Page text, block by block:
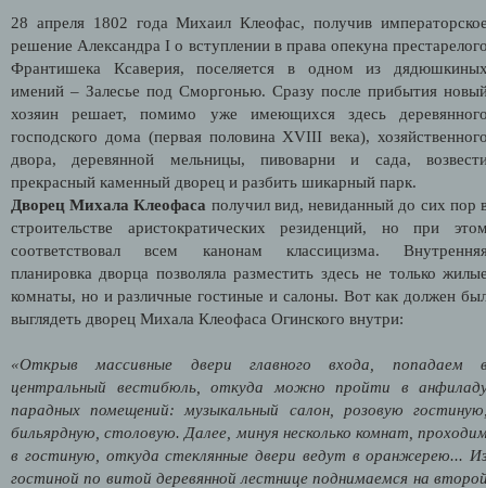
28 апреля 1802 года Михаил Клеофас, получив
решение Александра I о вступлении в права опекуна
Франтишека Ксаверия, поселяется в одном из
имений – Залесье под Сморгонью. Сразу после прибытия
хозяин решает, помимо уже имеющихся здесь
господского дома (первая половина ХVIII века),
двора, деревянной мельницы, пивоварни и сада,
прекрасный каменный дворец и разбить шикарный парк.
Дворец Михала Клеофаса получил вид, невиданный до сих пор
строительстве аристократических резиденций, но при
соответствовал всем канонам классицизма.
планировка дворца позволяла разместить здесь не только
комнаты, но и различные гостиные и салоны. Вот как должен
выглядеть дворец Михала Клеофаса Огинского внутри:
«Открыв массивные двери главного входа, попадаем
центральный вестибюль, откуда можно пройти в
парадных помещений: музыкальный салон, розовую
бильярдную, столовую. Далее, минуя несколько комнат,
в гостиную, откуда стеклянные двери ведут в оранжерею...
гостиной по витой деревянной лестнице поднимаемся на